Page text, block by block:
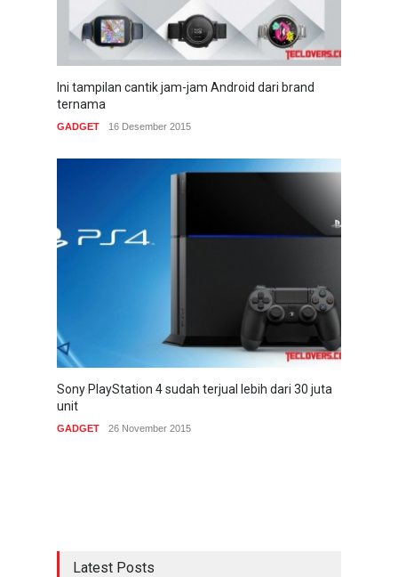
Ini tampilan cantik jam-jam Android dari brand
ternama
GADGET 16 Desember 2015
Sony PlayStation 4 sudah terjual lebih dari 30 juta
unit
GADGET 26 November 2015
Latest Posts